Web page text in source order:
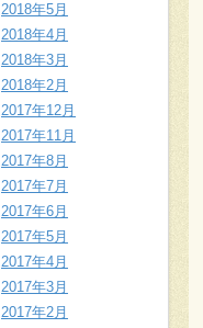
2018年5月
2018年4月
2018年3月
2018年2月
2017年12月
2017年11月
2017年8月
2017年7月
2017年6月
2017年5月
2017年4月
2017年3月
2017年2月